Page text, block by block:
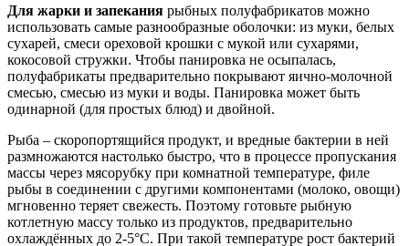
Для жарки и запекания рыбных полуфабрикатов можно
использовать самые разнообразные оболочки: из муки, белых
сухарей, смеси ореховой крошки с мукой или сухарями,
кокосовой стружки. Чтобы панировка не осыпалась,
полуфабрикаты предварительно покрывают яично-молочной
смесью, смесью из муки и воды. Панировка может быть
одинарной (для простых блюд) и двойной.
Рыба – скоропортящийся продукт, и вредные бактерии в ней
размножаются настолько быстро, что в процессе пропускания
массы через мясорубку при комнатной температуре, филе
рыбы в соединении с другими компонентами (молоко, овощи)
мгновенно теряет свежесть. Поэтому готовьте рыбную
котлетную массу только из продуктов, предварительно
охлаждённых до 2-5°С. При такой температуре рост бактерий